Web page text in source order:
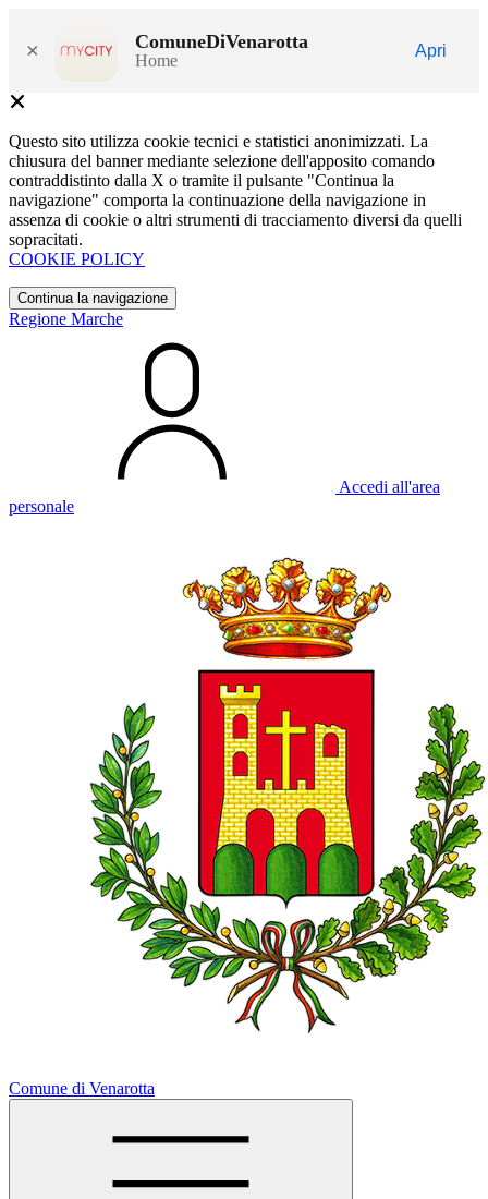
× ComuneDiVenarotta
Home
Apri
Questo sito utilizza cookie tecnici e statistici anonimizzati. La
chiusura del banner mediante selezione dell'apposito comando
contraddistinto dalla X o tramite il pulsante "Continua la
navigazione" comporta la continuazione della navigazione in
assenza di cookie o altri strumenti di tracciamento diversi da quelli
sopracitati.
COOKIE POLICY
Continua la navigazione
Regione Marche
Accedi all'area
personale
Comune di Venarotta